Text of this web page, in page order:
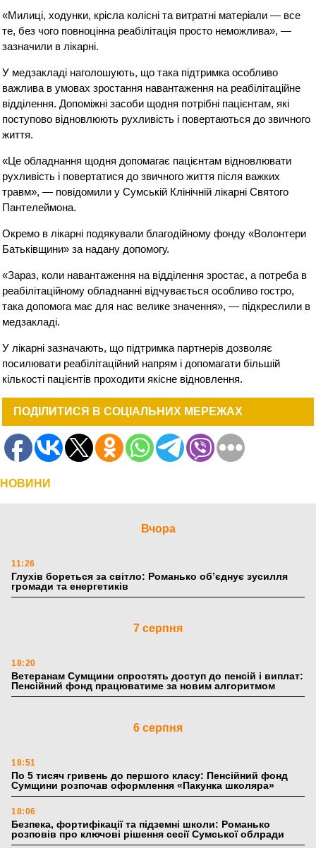
«Милиці, ходунки, крісла колісні та витратні матеріали — все
те, без чого повноцінна реабілітація просто неможлива», —
зазначили в лікарні.
У медзакладі наголошують, що така підтримка особливо
важлива в умовах зростання навантаження на реабілітаційне
відділення. Допоміжні засоби щодня потрібні пацієнтам, які
поступово відновлюють рухливість і повертаються до звичного
життя.
«Це обладнання щодня допомагає пацієнтам відновлювати
рухливість і повертатися до звичного життя після важких
травм», — повідомили у Сумській Клінічній лікарні Святого
Пантелеймона.
Окремо в лікарні подякували благодійному фонду «Волонтери
Батьківщини» за надану допомогу.
«Зараз, коли навантаження на відділення зростає, а потреба в
реабілітаційному обладнанні відчувається особливо гостро,
така допомога має для нас велике значення», — підкреслили в
медзакладі.
У лікарні зазначають, що підтримка партнерів дозволяє
посилювати реабілітаційний напрям і допомагати більшій
кількості пацієнтів проходити якісне відновлення.
ПОДІЛИТИСЯ В СОЦІАЛЬНИХ МЕРЕЖАХ
НОВИНИ
Вчора
11:26
Глухів бореться за світло: Романько об’єднує зусилля
громади та енергетиків
7 серпня
18:20
Ветеранам Сумщини спростять доступ до пенсій і виплат:
Пенсійний фонд працюватиме за новим алгоритмом
6 серпня
18:51
По 5 тисяч гривень до першого класу: Пенсійний фонд
Сумщини розпочав оформлення «Пакунка школяра»
18:06
Безпека, фортифікації та підземні школи: Романько
розповів про ключові рішення сесії Сумської облради